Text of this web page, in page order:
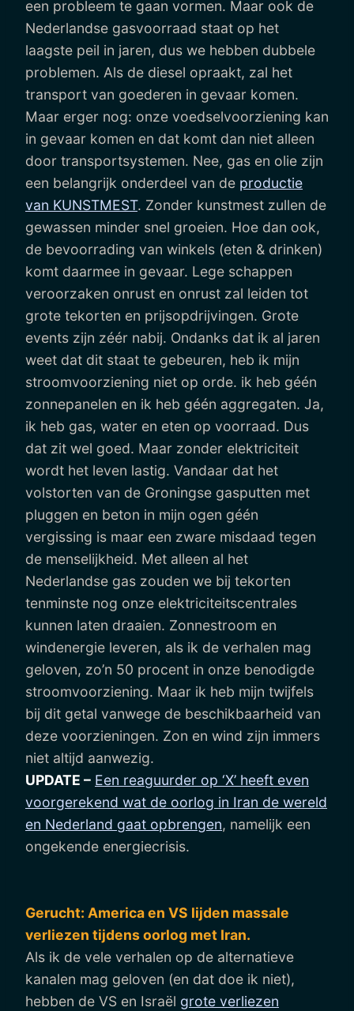
een probleem te gaan vormen. Maar ook de
Nederlandse gasvoorraad staat op het
laagste peil in jaren, dus we hebben dubbele
problemen. Als de diesel opraakt, zal het
transport van goederen in gevaar komen.
Maar erger nog: onze voedselvoorziening kan
in gevaar komen en dat komt dan niet alleen
door transportsystemen. Nee, gas en olie zijn
een belangrijk onderdeel van de productie
van KUNSTMEST. Zonder kunstmest zullen de
gewassen minder snel groeien. Hoe dan ook,
de bevoorrading van winkels (eten & drinken)
komt daarmee in gevaar. Lege schappen
veroorzaken onrust en onrust zal leiden tot
grote tekorten en prijsopdrijvingen. Grote
events zijn zéér nabij. Ondanks dat ik al jaren
weet dat dit staat te gebeuren, heb ik mijn
stroomvoorziening niet op orde. ik heb géén
zonnepanelen en ik heb géén aggregaten. Ja,
ik heb gas, water en eten op voorraad. Dus
dat zit wel goed. Maar zonder elektriciteit
wordt het leven lastig. Vandaar dat het
volstorten van de Groningse gasputten met
pluggen en beton in mijn ogen géén
vergissing is maar een zware misdaad tegen
de menselijkheid. Met alleen al het
Nederlandse gas zouden we bij tekorten
tenminste nog onze elektriciteitscentrales
kunnen laten draaien. Zonnestroom en
windenergie leveren, als ik de verhalen mag
geloven, zo’n 50 procent in onze benodigde
stroomvoorziening. Maar ik heb mijn twijfels
bij dit getal vanwege de beschikbaarheid van
deze voorzieningen. Zon en wind zijn immers
niet altijd aanwezig.
UPDATE – Een reaguurder op ‘X’ heeft even
voorgerekend wat de oorlog in Iran de wereld
en Nederland gaat opbrengen, namelijk een
ongekende energiecrisis.
Gerucht: America en VS lijden massale
verliezen tijdens oorlog met Iran.
Als ik de vele verhalen op de alternatieve
kanalen mag geloven (en dat doe ik niet),
hebben de VS en Israël grote verliezen